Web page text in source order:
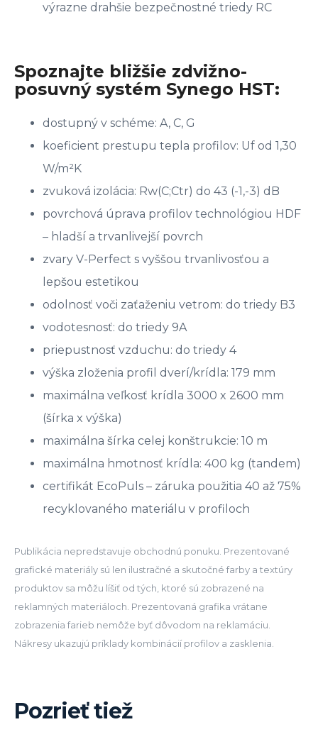
výrazne drahšie bezpečnostné triedy RC
Spoznajte bližšie zdvižno-
posuvný systém Synego HST:
dostupný v schéme: A, C, G
koeficient prestupu tepla profilov: Uf od 1,30
W/m²K
zvuková izolácia: Rw(C;Ctr) do 43 (-1,-3) dB
povrchová úprava profilov technológiou HDF
– hladší a trvanlivejší povrch
zvary V-Perfect s vyššou trvanlivosťou a
lepšou estetikou
odolnosť voči zaťaženiu vetrom: do triedy B3
vodotesnosť: do triedy 9A
priepustnosť vzduchu: do triedy 4
výška zloženia profil dverí/krídla: 179 mm
maximálna veľkosť krídla 3000 x 2600 mm
(šírka x výška)
maximálna šírka celej konštrukcie: 10 m
maximálna hmotnosť krídla: 400 kg (tandem)
certifikát EcoPuls – záruka použitia 40 až 75%
recyklovaného materiálu v profiloch
Publikácia nepredstavuje obchodnú ponuku. Prezentované
grafické materiály sú len ilustračné a skutočné farby a textúry
produktov sa môžu líšiť od tých, ktoré sú zobrazené na
reklamných materiáloch. Prezentovaná grafika vrátane
zobrazenia farieb nemôže byť dôvodom na reklamáciu.
Nákresy ukazujú príklady kombinácií profilov a zasklenia.
Pozrieť tiež